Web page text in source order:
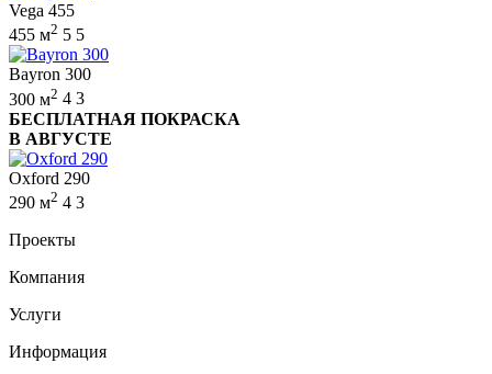
Vega 455
455 м2 5 5
Bayron 300
300 м2 4 3
БЕСПЛАТНАЯ ПОКРАСКА
В АВГУСТЕ
Oxford 290
290 м2 4 3
Проекты
Компания
Услуги
Информация